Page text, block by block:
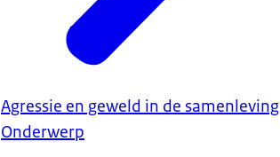
Agressie en geweld in de samenleving
Onderwerp